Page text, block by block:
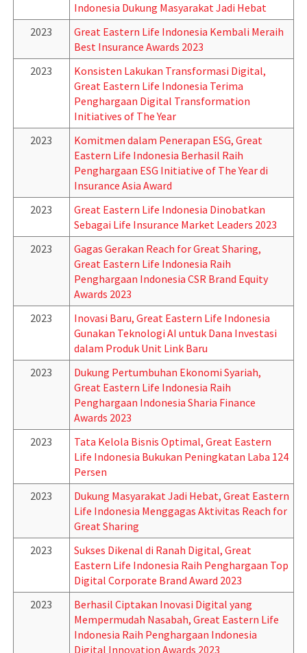
Indonesia Dukung Masyarakat Jadi Hebat
2023
Great Eastern Life Indonesia Kembali Meraih
Best Insurance Awards 2023
2023
Konsisten Lakukan Transformasi Digital,
Great Eastern Life Indonesia Terima
Penghargaan Digital Transformation
Initiatives of The Year
2023
Komitmen dalam Penerapan ESG, Great
Eastern Life Indonesia Berhasil Raih
Penghargaan ESG Initiative of The Year di
Insurance Asia Award
2023
Great Eastern Life Indonesia Dinobatkan
Sebagai Life Insurance Market Leaders 2023
2023
Gagas Gerakan Reach for Great Sharing,
Great Eastern Life Indonesia Raih
Penghargaan Indonesia CSR Brand Equity
Awards 2023
2023
Inovasi Baru, Great Eastern Life Indonesia
Gunakan Teknologi AI untuk Dana Investasi
dalam Produk Unit Link Baru
2023
Dukung Pertumbuhan Ekonomi Syariah,
Great Eastern Life Indonesia Raih
Penghargaan Indonesia Sharia Finance
Awards 2023
2023
Tata Kelola Bisnis Optimal, Great Eastern
Life Indonesia Bukukan Peningkatan Laba 124
Persen
2023
Dukung Masyarakat Jadi Hebat, Great Eastern
Life Indonesia Menggagas Aktivitas Reach for
Great Sharing
2023
Sukses Dikenal di Ranah Digital, Great
Eastern Life Indonesia Raih Penghargaan Top
Digital Corporate Brand Award 2023
2023
Berhasil Ciptakan Inovasi Digital yang
Mempermudah Nasabah, Great Eastern Life
Indonesia Raih Penghargaan Indonesia
Digital Innovation Awards 2023